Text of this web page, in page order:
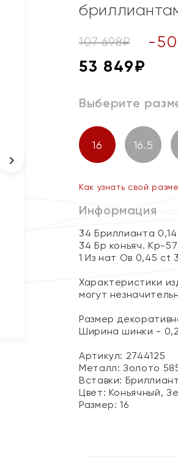
107 698₽ -50
53 849₽
Выберите
16 16.5
Как узнать свой
Информация
34 Бриллианта
34 Бр коньяч. Кр-
1 Из нат Ов 0,45 ct
Характеристики
могут
Размер
Ширина шинки -
Артикул: 2744125
Металл:Золото
Вставки:
Цвет: Коньячный,
Размер:16